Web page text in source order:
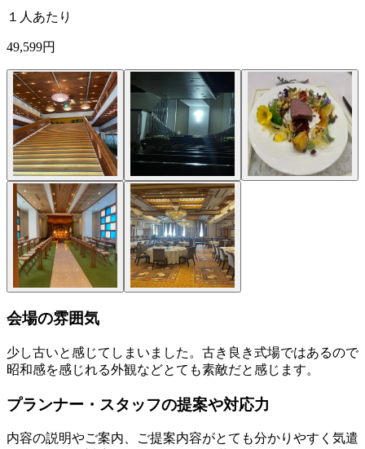
１人あたり
49,599円
会場の雰囲気
少し古いと感じてしまいました。古き良き式場ではあるので
昭和感を感じれる外観などとても素敵だと感じます。
プランナー・スタッフの提案や対応力
内容の説明やご案内、ご提案内容がとても分かりやすく気遣